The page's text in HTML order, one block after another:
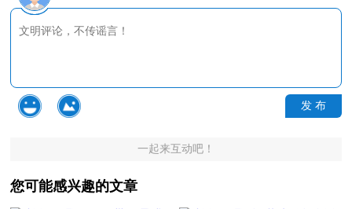
发 布
一起来互动吧！
您可能感兴趣的文章